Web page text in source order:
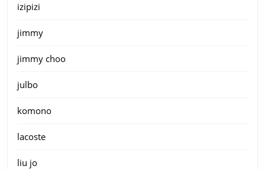
izipizi
jimmy
jimmy choo
julbo
komono
lacoste
liu jo